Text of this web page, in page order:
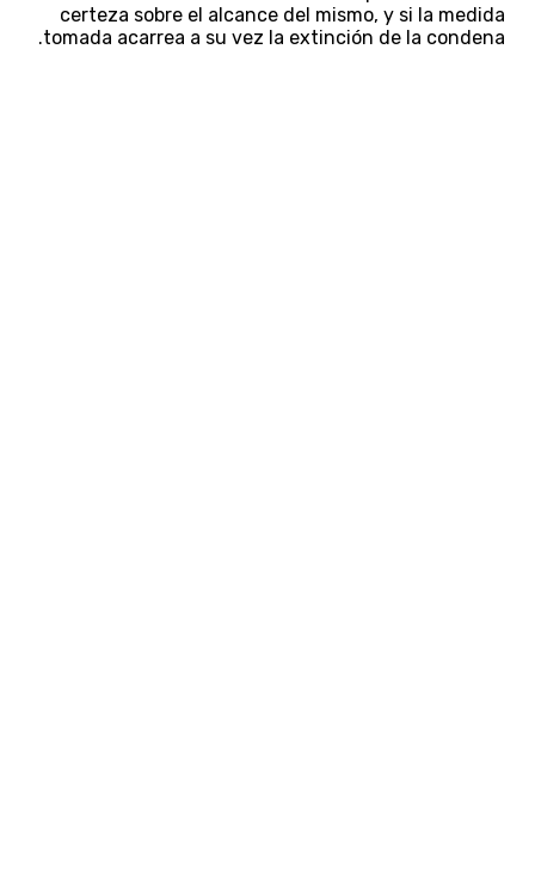
certeza sobre el alcance del mismo, y si la medida
tomada acarrea a su vez la extinción de la condena.